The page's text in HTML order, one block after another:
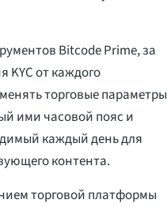
Bitcode Prime, за
KYC от каждого
торговые параметры
ими часовой пояс и
каждый день для
контента.
торговой платформы